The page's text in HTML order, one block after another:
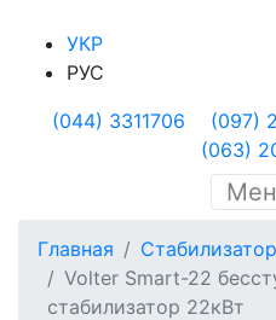
УКР
РУС
(044) 3311706 (097)
(063)
Главная
Volter Smart-22
стабилизатор 22кВт